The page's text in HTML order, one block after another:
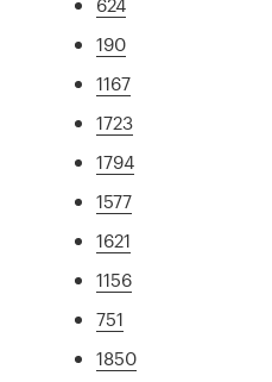
190
1167
1723
1794
1577
1621
1156
751
1850